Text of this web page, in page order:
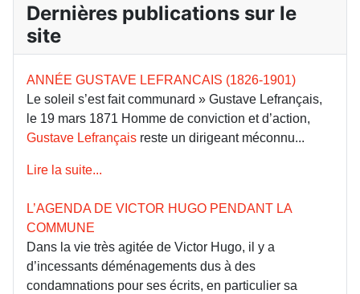
Dernières publications sur le
site
ANNÉE GUSTAVE LEFRANCAIS (1826-1901)
Le soleil s’est fait communard » Gustave Lefrançais,
le 19 mars 1871 Homme de conviction et d’action,
Gustave Lefrançais reste un dirigeant méconnu...
Lire la suite...
L’AGENDA DE VICTOR HUGO PENDANT LA
COMMUNE
Dans la vie très agitée de Victor Hugo, il y a
d’incessants déménagements dus à des
condamnations pour ses écrits, en particulier sa